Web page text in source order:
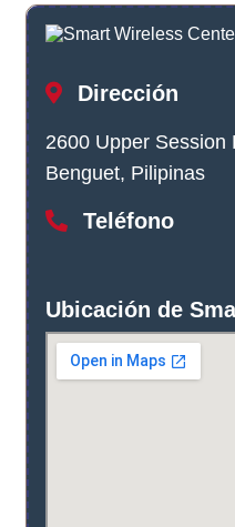
Dirección
2600 Upper Session
Benguet, Pilipinas
Teléfono
Ubicación de